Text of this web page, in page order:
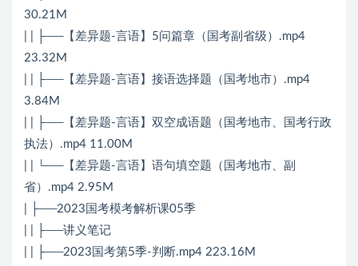
30.21M
| | ├──【差异题-言语】5问篇章（国考副省级）.mp4
23.32M
| | ├──【差异题-言语】接语选择题（国考地市）.mp4
3.84M
| | ├──【差异题-言语】双空成语题（国考地市、国考行政
执法）.mp4 11.00M
| | └──【差异题-言语】语句填空题（国考地市、副
省）.mp4 2.95M
| ├──2023国考模考解析课05季
| | ├──讲义笔记
| | ├──2023国考第5季-判断.mp4 223.16M